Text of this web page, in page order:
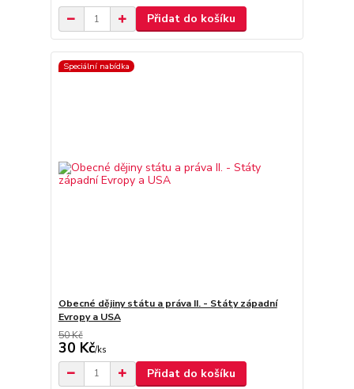
Přidat do košíku
Speciální nabídka
Obecné dějiny státu a práva II. - Státy západní
Evropy a USA
50 Kč
30 Kč/ks
Přidat do košíku